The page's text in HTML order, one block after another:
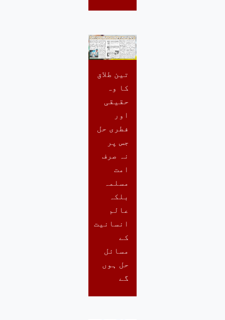
تین طلاق
کا وہ
حقیقی
اور
فطری حل
جس پر
نہ صرف
امت
مسلمہ
بلکہ
عالم
انسانیت
کے
مسائل
حل ہوں
گے